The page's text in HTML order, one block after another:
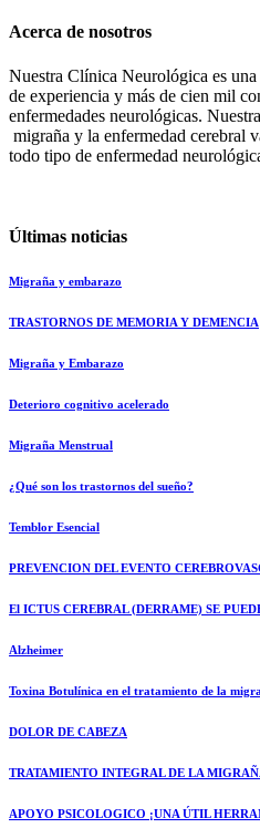
Acerca de nosotros
Nuestra Clínica Neurológica es
de experiencia y más de cien mil
enfermedades neurológicas.
migraña y la enfermedad cerebral
todo tipo de enfermedad
Últimas noticias
Migraña y embarazo
TRASTORNOS DE MEMORIA Y DEMENCIA
Migraña y Embarazo
Deterioro cognitivo acelerado
Migraña Menstrual
¿Qué son los trastornos del sueño?
Temblor Esencial
PREVENCION DEL EVENTO
El ICTUS CEREBRAL (DERRAME) SE
Alzheimer
Toxina Botulínica en el tratamiento de la
DOLOR DE CABEZA
TRATAMIENTO INTEGRAL DE LA
APOYO PSICOLOGICO ¡UNA ÚTIL